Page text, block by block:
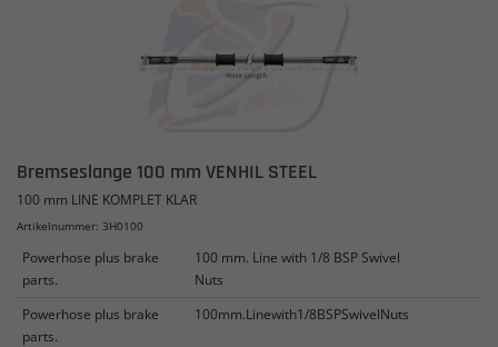
Bremseslange 100 mm VENHIL STEEL
100 mm LINE KOMPLET KLAR
Artikelnummer: 3H0100
Powerhose plus brake
parts.
100 mm. Line with 1/8 BSP Swivel
Nuts
Powerhose plus brake
parts.
100mm.Linewith1/8BSPSwivelNuts